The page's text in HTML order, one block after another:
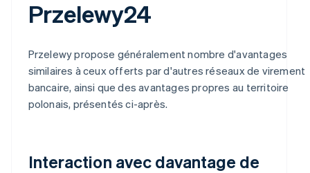
Przelewy24
Przelewy propose généralement nombre d'avantages
similaires à ceux offerts par d'autres réseaux de virement
bancaire, ainsi que des avantages propres au territoire
polonais, présentés ci-après.
Interaction avec davantage de